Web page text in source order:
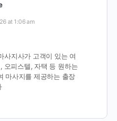
at 1:06 am
사지사가 고객이 있는 여
오피스텔, 자택 등 원하는
마사지를 제공하는 출장